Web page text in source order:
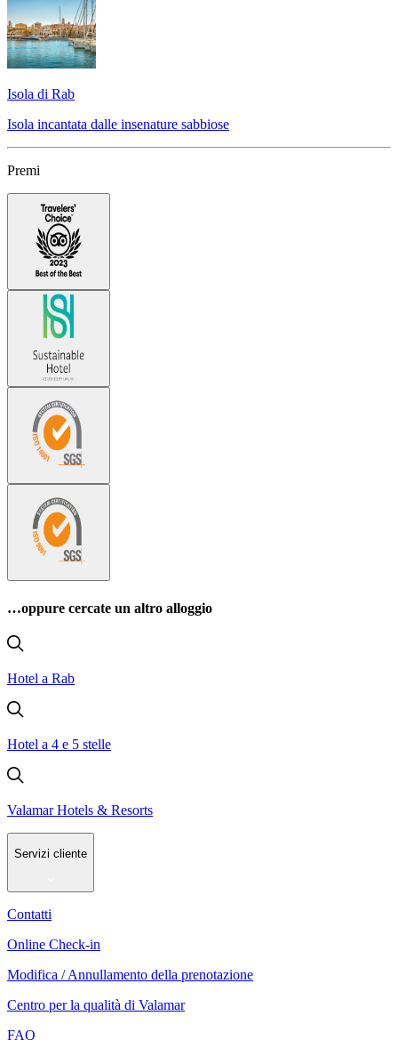
Isola di Rab
Isola incantata dalle insenature sabbiose
Premi
…oppure cercate un altro alloggio
Hotel a Rab
Hotel a 4 e 5 stelle
Valamar Hotels & Resorts
Servizi cliente
Contatti
Online Check-in
Modifica / Annullamento della prenotazione
Centro per la qualità di Valamar
FAQ